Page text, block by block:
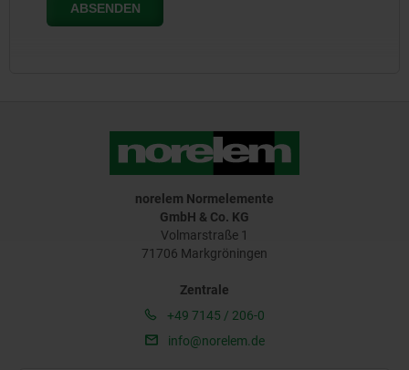
norelem Normelemente
GmbH & Co. KG
Volmarstraße 1
71706 Markgröningen
Zentrale
+49 7145 / 206-0
info@norelem.de